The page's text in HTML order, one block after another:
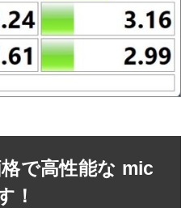
格で高性能な mic
！